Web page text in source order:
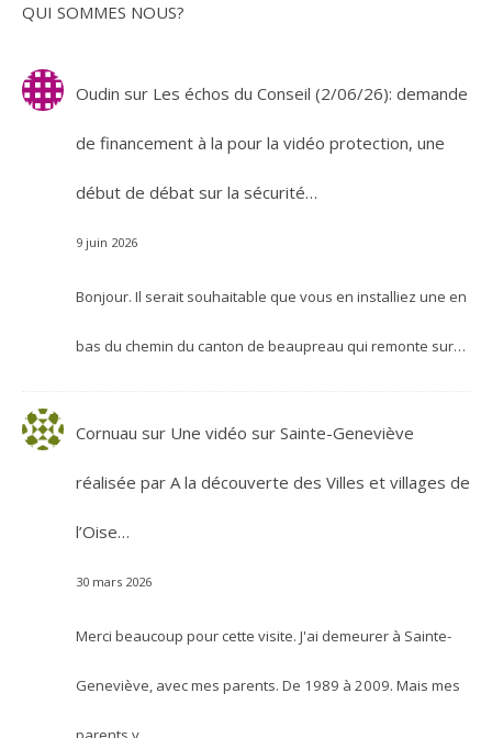
QUI SOMMES NOUS?
Oudin sur Les échos du Conseil (2/06/26): demande
de financement à la pour la vidéo protection, une
début de débat sur la sécurité…
9 juin 2026
Bonjour. Il serait souhaitable que vous en installiez une en
bas du chemin du canton de beaupreau qui remonte sur…
Cornuau sur Une vidéo sur Sainte-Geneviève
réalisée par A la découverte des Villes et villages de
l’Oise…
30 mars 2026
Merci beaucoup pour cette visite. J'ai demeurer à Sainte-
Geneviève, avec mes parents. De 1989 à 2009. Mais mes